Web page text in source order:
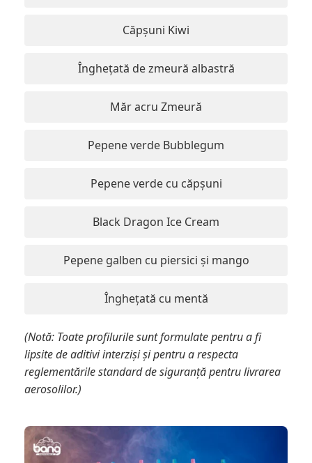
Căpșuni Kiwi
Înghețată de zmeură albastră
Măr acru Zmeură
Pepene verde Bubblegum
Pepene verde cu căpșuni
Black Dragon Ice Cream
Pepene galben cu piersici și mango
Înghețată cu mentă
(Notă: Toate profilurile sunt formulate pentru a fi
lipsite de aditivi interziși și pentru a respecta
reglementările standard de siguranță pentru livrarea
aerosolilor.)